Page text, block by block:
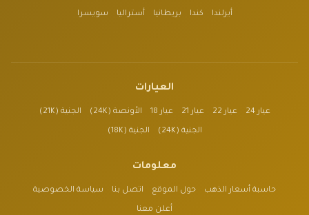
أيرلندا كندا بريطانيا أستراليا سويسرا
العيارات
عيار 24 عيار 22 عيار 21 عيار 18 الأونصة (24K) الجنية (21K)
الجنية (24K) الجنية (18K)
معلومات
حاسبة أسعار الذهب حول الموقع اتصل بنا سياسة الخصوصية
أعلن معنا